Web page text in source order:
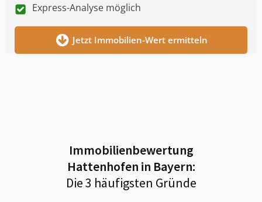
Express-Analyse möglich
Jetzt Immobilien-Wert ermitteln
Immobilienbewertung
Hattenhofen in Bayern:
Die 3 häufigsten Gründe